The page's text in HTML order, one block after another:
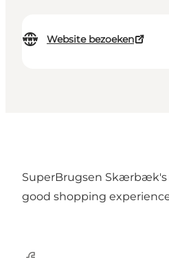
Website bezoeken
SuperBrugsen Skærbæk's
good shopping